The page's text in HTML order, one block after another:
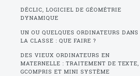
DÉCLIC, LOGICIEL DE GÉOMÉTRIE
DYNAMIQUE
UN OU QUELQUES ORDINATEURS DANS
LA CLASSE : QUE FAIRE ?
DES VIEUX ORDINATEURS EN
MATERNELLE : TRAITEMENT DE TEXTE,
GCOMPRIS ET MINI SYSTÈME